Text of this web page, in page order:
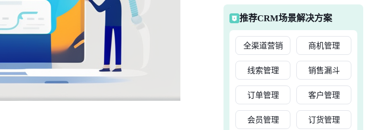
推荐CRM场景解决方案
全渠道营销 商机管理
线索管理 销售漏斗
订单管理 客户管理
会员管理 订货管理